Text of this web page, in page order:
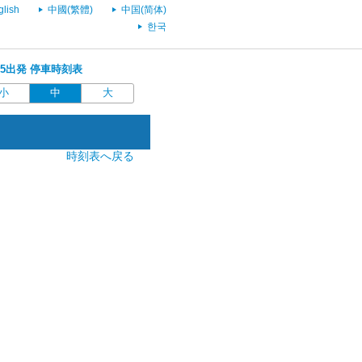
中國(繁體)
中国(简体)
한국
出発 停車時刻表
中 大
時刻表へ戻る